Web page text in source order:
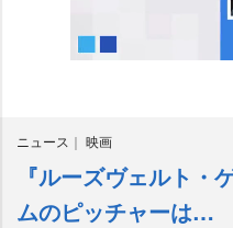
ニュース 映画
『ルーズヴェルト・
ムのピッチャーは…